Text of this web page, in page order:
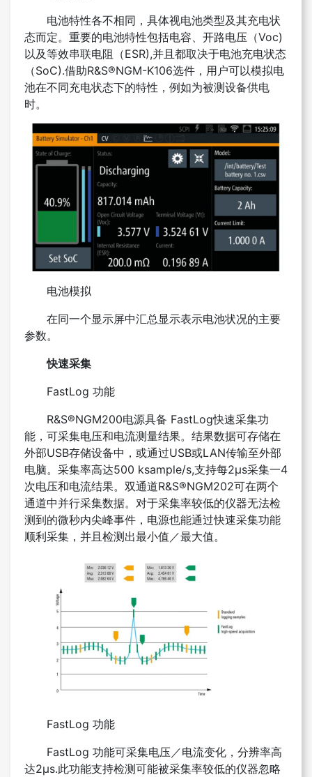
电池特性各不相同，具体视电池类型及其充电状
态而定。重要的电池特性包括电容、开路电压（Voc)
以及等效串联电阻（ESR),并且都取决于电池充电状态
（SoC).借助R&S®NGM-K106选件，用户可以模拟电
池在不同充电状态下的特性，例如为被测设备供电
时。
电池模拟
在同一个显示屏中汇总显示表示电池状况的主要
参数。
快速采集
FastLog 功能
R&S®NGM200电源具备 FastLog快速采集功
能，可采集电压和电流测量结果。结果数据可存储在
外部USB存储设备中，或通过USB或LAN传输至外部
电脑。采集率高达500 ksample/s,支持每2μs采集一4
次电压和电流结果。双通道R&S®NGM202可在两个
通道中并行采集数据。对于采集率较低的仪器无法检
测到的微秒内尖峰事件，电源也能通过快速采集功能
顺利采集，并且检测出最小值／最大值。
FastLog 功能
FastLog 功能可采集电压／电流变化，分辨率高
达2μs.此功能支持检测可能被采集率较低的仪器忽略